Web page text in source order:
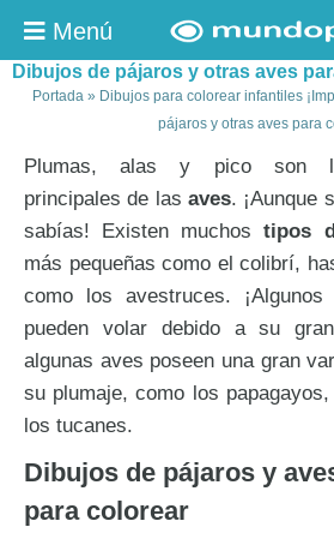
Menú
Dibujos de pájaros y otras aves
Portada» Dibujos para colorear infantiles
pájaros y otras aves para
Plumas, alas y pico son
principales de las aves. ¡Aunque
sabías! Existen muchostipos
más pequeñas como el colibrí,
como los avestruces.
pueden volar debido a su
algunas aves poseen una gran
su plumaje, como los
los tucanes.
Dibujos de pájaros y
para colorear